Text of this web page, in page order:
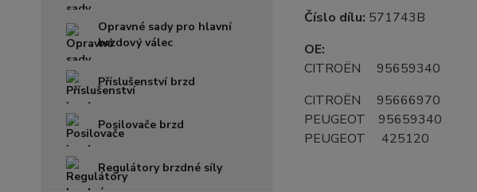
Opravné sady pro hlavní
brzdový válec
Příslušenství brzd
Posilovače brzd
Regulátory brzdné síly
Číslo dílu: 571743B
OE:
CITROËN 95659340
CITROËN 95666970
PEUGEOT 95659340
PEUGEOT 425120